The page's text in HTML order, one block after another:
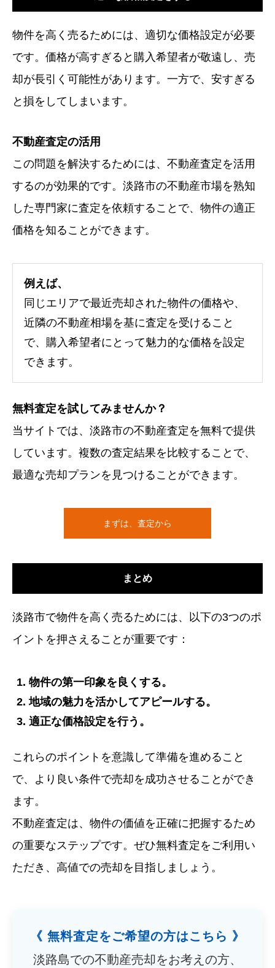
物件を高く売るためには、適切な価格設定が必要
です。価格が高すぎると購入希望者が敬遠し、売
却が長引く可能性があります。一方で、安すぎる
と損をしてしまいます。
不動産査定の活用
この問題を解決するためには、不動産査定を活用
するのが効果的です。淡路市の不動産市場を熟知
した専門家に査定を依頼することで、物件の適正
価格を知ることができます。
例えば、
同じエリアで最近売却された物件の価格や、
近隣の不動産相場を基に査定を受けること
で、購入希望者にとって魅力的な価格を設定
できます。
無料査定を試してみませんか？
当サイトでは、淡路市の不動産査定を無料で提供
しています。複数の査定結果を比較することで、
最適な売却プランを見つけることができます。
まずは、査定から
まとめ
淡路市で物件を高く売るためには、以下の3つのポ
イントを押さえることが重要です：
物件の第一印象を良くする。
地域の魅力を活かしてアピールする。
適正な価格設定を行う。
これらのポイントを意識して準備を進めること
で、より良い条件で売却を成功させることができ
ます。
不動産査定は、物件の価値を正確に把握するため
の重要なステップです。ぜひ無料査定をご利用い
ただき、高値での売却を目指しましょう。
《 無料査定をご希望の方はこちら 》
淡路島での不動産売却をお考えの方、